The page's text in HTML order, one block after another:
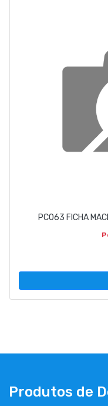
PC063 FICHA
Produtos de